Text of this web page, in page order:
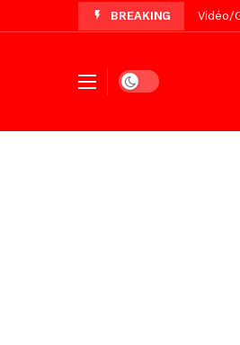
BREAKING Vidéo/
Vidéo/
Dark mode